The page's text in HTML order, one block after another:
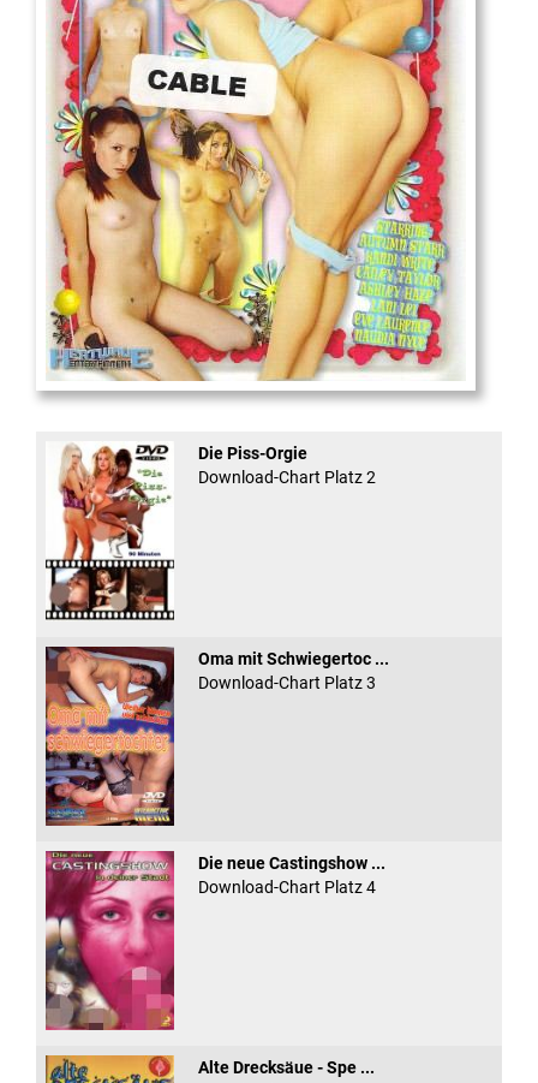
And Confused #8 - ...
Die Piss-Orgie
Download-Chart Platz 2
Oma mit Schwiegertoc ...
Download-Chart Platz 3
Die neue Castingshow ...
Download-Chart Platz 4
Alte Drecksäue - Spe ...